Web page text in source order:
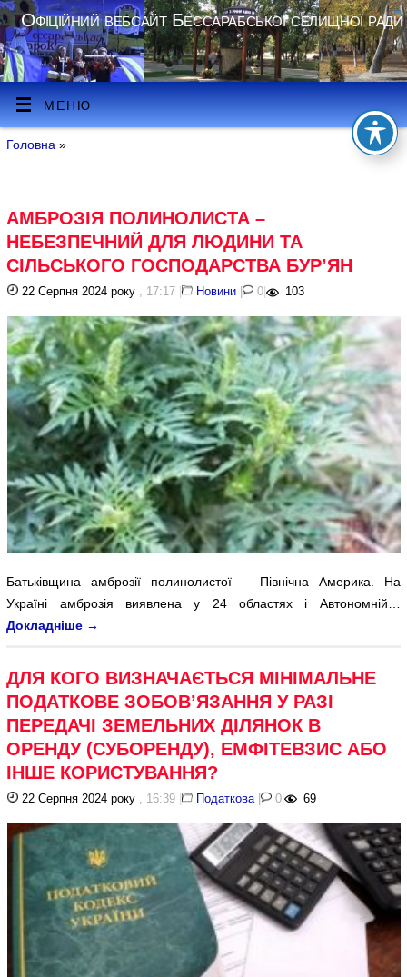
Офіційний вебсайт Бессарабської селищної ради
МЕНЮ
Головна »
АМБРОЗІЯ ПОЛИНОЛИСТА –
НЕБЕЗПЕЧНИЙ ДЛЯ ЛЮДИНИ ТА
СІЛЬСЬКОГО ГОСПОДАРСТВА БУР’ЯН
22 Серпня 2024 року , 17:17 | Новини | 0 | 103
Батьківщина амброзії полинолистої – Північна Америка. На
Україні амброзія виявлена у 24 областях і Автономній…
Докладніше →
ДЛЯ КОГО ВИЗНАЧАЄТЬСЯ МІНІМАЛЬНЕ
ПОДАТКОВЕ ЗОБОВ’ЯЗАННЯ У РАЗІ
ПЕРЕДАЧІ ЗЕМЕЛЬНИХ ДІЛЯНОК В
ОРЕНДУ (СУБОРЕНДУ), ЕМФІТЕВЗИС АБО
ІНШЕ КОРИСТУВАННЯ?
22 Серпня 2024 року , 16:39 | Податкова | 0| 69